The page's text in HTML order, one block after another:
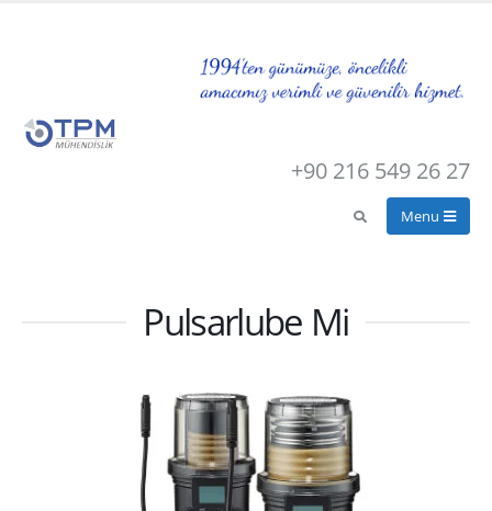
+90 216 549 26 27
Pulsarlube Mi